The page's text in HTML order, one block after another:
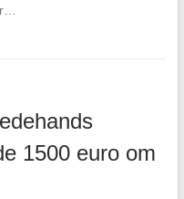
1500 euro om